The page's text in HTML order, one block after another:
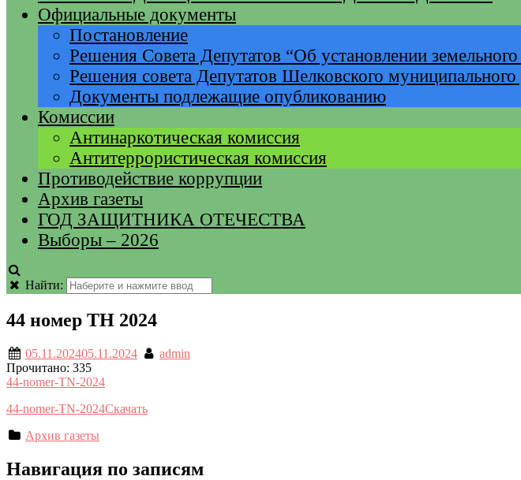
Официальные документы
Постановление
Решения Совета Депутатов “Об установлении
Решения совета Депутатов Шелковского
Документы подлежащие опубликованию
Комиссии
Антинаркотическая комиссия
Антитеррористическая комиссия
Противодействие коррупции
Архив газеты
ГОД ЗАЩИТНИКА ОТЕЧЕСТВА
Выборы – 2026
Найти:
44 номер ТН 2024
05.11.202405.11.2024
admin
Прочитано: 335
44-nomer-TN-2024
44-nomer-TN-2024Скачать
Архив газеты
Навигация по записям